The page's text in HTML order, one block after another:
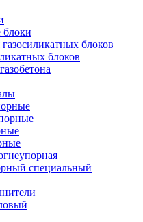
блоки
блоков
блоков
специальный